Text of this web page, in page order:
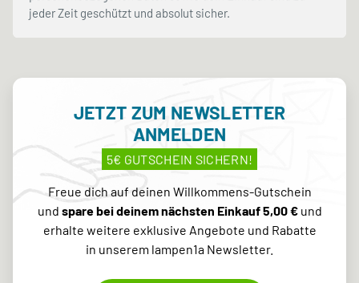
jeder Zeit geschützt und absolut sicher.
JETZT ZUM NEWSLETTER
ANMELDEN
5€ GUTSCHEIN SICHERN!
Freue dich auf deinen Willkommens-Gutschein
und spare bei deinem nächsten Einkauf 5,00 €und
erhalte weitere exklusive Angebote und Rabatte
in unserem lampen1a Newsletter.